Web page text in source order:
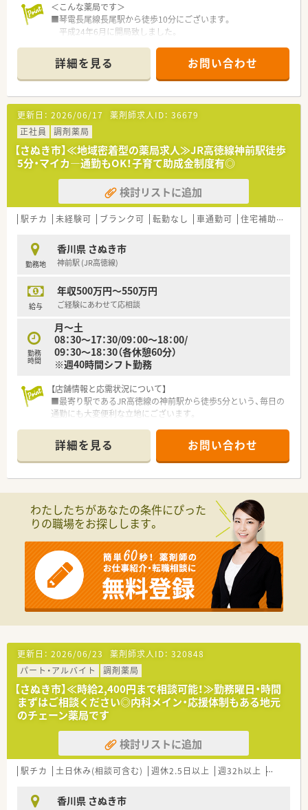
＜こんな薬局です＞
■琴電長尾線長尾駅から徒歩10分にございます。
平成24年6月に開局致しました。
です。複数店舗展開しているため応援体制も整っています。
■白い外観で、青いラインの入っている三角の看板が目印です。
■一般医薬品の取り扱いも多数ございます。
■近隣には、スーパーマルナカもございますので、
お仕事終わりのお買い物にも大変便利です。
＜業務内容＞
■整形外科の処方箋がメインです。
近隣クリニックの他、香川大学附属病院、さぬき市民病院など
多くの施設の処方箋にも対応しています。
在宅にも積極的に取り組みしています。
■処方箋は60枚/日程度です。
■薬剤師は常勤2名、パート1在籍しています。
■新入社員導入研修、現場OJT、集合研修、他店舗研修、
各種勉強会や社内研究発表会、更にe-Learningシステムまで
導入しており、
■自主参加型の勉強会も開催しています！
・月に1回開催される調剤勉強会とは別に、
ございます。
・2ヶ月に1回開催される小売勉強会とは別に、
「たけのこクラブ」という若手社員によるOTC、サプリメント
の勉強会もございます。
＜法人特徴＞
■株式会社トプコグループ（有限会社辻上薬局・有限会社アイン
ス）は、
県下一円の店舗連携を通して香川県下で2番目に多い店舗数の
運営を行っています。
■社員が活き活きと活躍できる職場づくりを目指し、
福利厚生などを充実させて環境を整えています。
また、ライフステージに合わせて、多様な働き方も実現できま
す。
創業当初より医薬分業に積極的に努め、独自のノウハウを構築
した結果、
四国エリアでも非常にレベルの高い勤務薬剤師の方々を育成
されています。
■福利厚生として、永年勤続表彰として、
15年及び30年勤務者を対象として表彰しています。
生命保険の加入・退職金制度（3年以上）もあり充実していま
す。
■退職金積み立て費用は会社負担になります。
■お休みは日・祝＋平日4日/月の週休2日制となっております。
■互助会制度も有り、結婚祝い金や出産祝い金制度を運用されて
■3年以上在籍されている薬剤師は全員認定薬剤師を取得してい
ます。
■ほぼ全ての店舗で地域支援体制加算を算定されています。
■現在、従業員の満足度を上げるため有給休暇取得推進や残業を
抑える等
「働き方改革」を法人で取り組んでいます。
＜こんな方にもオススメ＞
■地場チェーン薬局にて、福利厚生や研修制度も充実している先
で勤務したい方
■シフト柔軟に相談したい方
等々…
詳細を見る お問い合わせ
更新日： 2026/06/17 薬剤師求人ID： 36679
正社員
調剤薬局
【さぬき市】≪地域密着型の薬局求人≫JR高徳線神前駅徒歩
5分・マイカ―通勤もOK！子育て助成金制度有◎
検討リストに追加
駅チカ 未経験可 ブランク可 転勤なし 車通勤可 住宅補助(手当)あり
勤務地
香川県 さぬき市
神前駅 (JR高徳線)
給与
年収500万円～550万円
ご経験にあわせて応相談
勤務
時間
月～土
08：30～17：30/09：00～18：00/
09：30～18：30（各休憩60分）
※週40時間シフト勤務
【店舗情報と応需状況について】
■最寄り駅であるJR高徳線の神前駅から徒歩5分という、毎日の
通勤にも大変便利な立地にございます。
日の枚数は平均60枚程度です。
■現在は正社員2名とパートスタッフ4名が在籍しており、互い
に協力し合える体制が整っています。
■これまでのご経験やスキルを十分に考慮し、年収500万円から
550万円の範囲でご提示します。
■年2回の定期賞与に加えて、会社業績に応じて別途決算賞与が
■日曜日と祝日が定休の週休2日制を採用しており、プライベー
トの時間もしっかりと確保できます。
【勤務実態について】
■1日に対応する処方箋枚数は比較的落ち着いており、ゆとりを
持って業務に取り組める環境です。
■木曜日は16時30分、土曜日は12時30分に業務が終了するた
■有給休暇は法定通り付与され、年末年始休暇などもあり、仕事
と生活の調和を図ることが可能です。
【法人特徴について】
■香川県内に特化し、高松市に2店舗、さぬき市に1店舗の計3店
舗を地域に根差して展開中です。
■子育てに理解があり、現在は時間外保育・放課後児童クラブ・病
児保育等の費用に対し3/4を会社負担とする制度を設けられてい
■近年では3年に1店舗のペースで新規出店を行うなど、安定し
た経営基盤のもと成長を続けています。
詳細を見る お問い合わせ
わたしたちがあなたの条件にぴった
りの職場をお探しします。
更新日： 2026/06/23 薬剤師求人ID： 320848
パート・アルバイト
調剤薬局
【さぬき市】≪時給2,400円まで相談可能！≫勤務曜日・時間
まずはご相談ください◎内科メイン・応援体制もある地元
のチェーン薬局です
検討リストに追加
駅チカ 土日休み(相談可含む) 週休2.5日以上 週32h以上 ブランク
香川県 さぬき市